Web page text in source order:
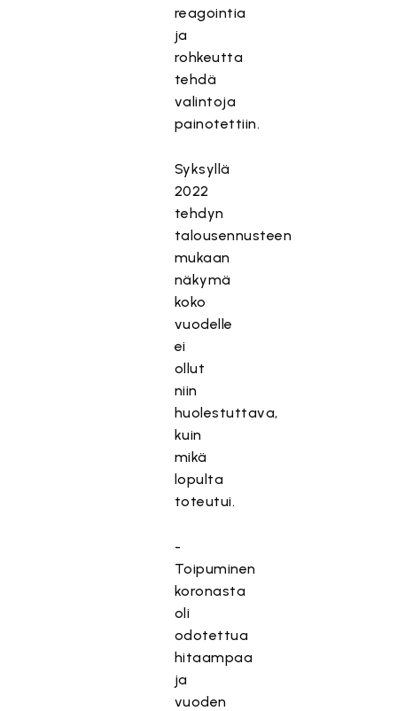
reagointia
ja
rohkeutta
tehdä
valintoja
painotettiin.
Syksyllä
2022
tehdyn
talousennusteen
mukaan
näkymä
koko
vuodelle
ei
ollut
niin
huolestuttava,
kuin
mikä
lopulta
toteutui.
-
Toipuminen
koronasta
oli
odotettua
hitaampaa
ja
vuoden